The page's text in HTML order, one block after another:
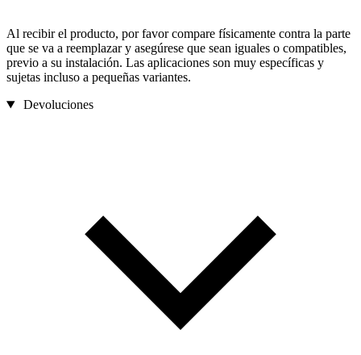
Al recibir el producto, por favor compare físicamente contra la parte
que se va a reemplazar y asegúrese que sean iguales o compatibles,
previo a su instalación. Las aplicaciones son muy específicas y
sujetas incluso a pequeñas variantes.
Devoluciones